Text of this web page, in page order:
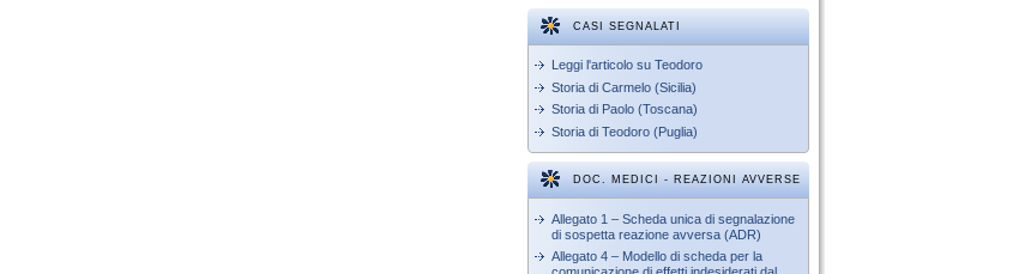
CASI SEGNALATI
Leggi l'articolo su Teodoro
Storia di Carmelo (Sicilia)
Storia di Paolo (Toscana)
Storia di Teodoro (Puglia)
DOC. MEDICI - REAZIONI AVVERSE
Allegato 1 – Scheda unica di segnalazione
di sospetta reazione avversa (ADR)
Allegato 4 – Modello di scheda per la